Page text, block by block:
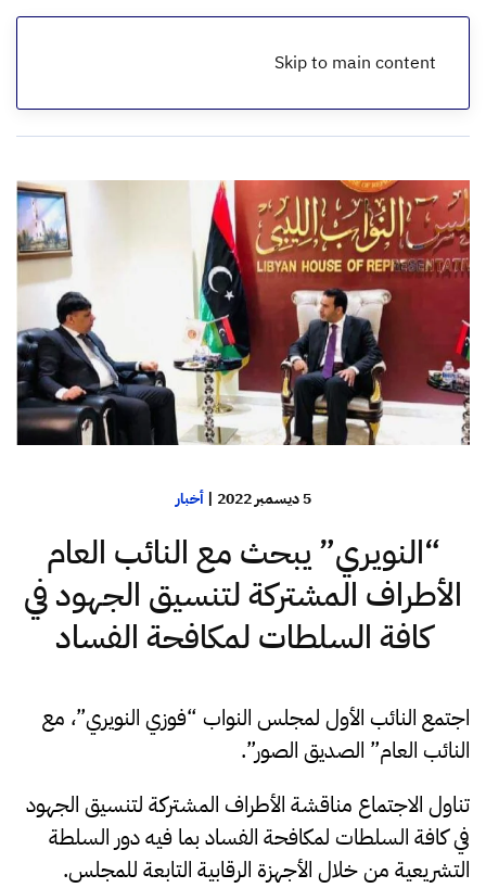
Skip to main content
الرئيسية
5 ديسمبر 2022 |أخبار
“النويري” يبحث مع النائب العام
الأطراف المشتركة لتنسيق الجهود في
كافة السلطات لمكافحة الفساد
اجتمع النائب الأول لمجلس النواب “فوزي النويري”، مع
النائب العام” الصديق الصور”.
تناول الاجتماع مناقشة الأطراف المشتركة لتنسيق الجهود
في كافة السلطات لمكافحة الفساد بما فيه دور السلطة
التشريعية من خلال الأجهزة الرقابية التابعة للمجلس.